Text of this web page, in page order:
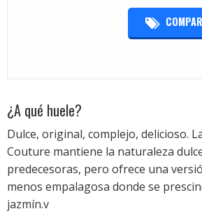
¿A qué huele?
Dulce, original, complejo, delicioso.
Couture mantiene la naturaleza
predecesoras, pero ofrece una
menos empalagosa donde se
jazmín.v